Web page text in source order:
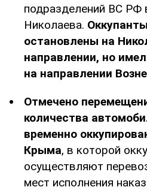
подразделений ВС РФ
Николаева.
остановлены на
направлении, но
на направлении
Отмечено
количества
временно
Крыма, в которой
осуществляют
мест исполнения